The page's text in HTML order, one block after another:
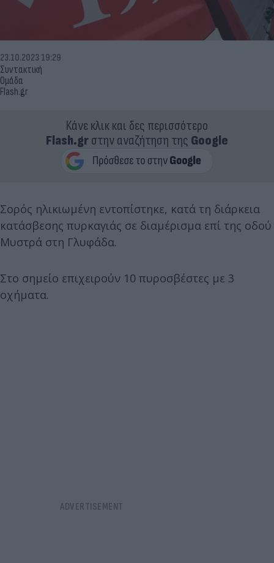
Συντακτική
Ομάδα
Flash.gr
23.10.2023 19:29
Κάνε κλικ και δες περισσότερο
Flash.grστην αναζήτηση της Google
Σορός ηλικιωμένη εντοπίστηκε, κατά τη διάρκεια
κατάσβεσης πυρκαγιάς σε διαμέρισμα επί της οδού
Μυστρά στη Γλυφάδα.
Στο σημείο επιχειρούν 10 πυροσβέστες με 3
οχήματα.